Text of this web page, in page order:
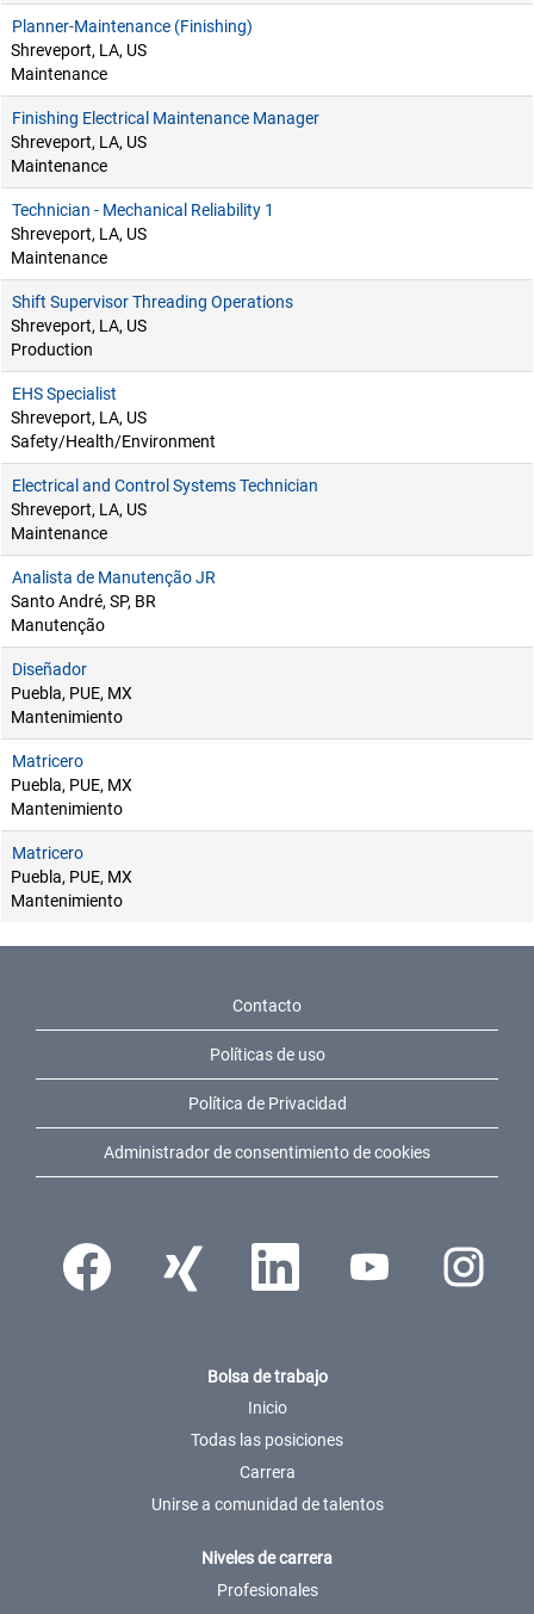
Planner-Maintenance (Finishing)
Shreveport, LA, US
Maintenance
Finishing Electrical Maintenance Manager
Shreveport, LA, US
Maintenance
Technician - Mechanical Reliability 1
Shreveport, LA, US
Maintenance
Shift Supervisor Threading Operations
Shreveport, LA, US
Production
EHS Specialist
Shreveport, LA, US
Safety/Health/Environment
Electrical and Control Systems Technician
Shreveport, LA, US
Maintenance
Analista de Manutenção JR
Santo André, SP, BR
Manutenção
Diseñador
Puebla, PUE, MX
Mantenimiento
Matricero
Puebla, PUE, MX
Mantenimiento
Matricero
Puebla, PUE, MX
Mantenimiento
Contacto
Políticas de uso
Política de Privacidad
Administrador de consentimiento de cookies
Se abre en una pestaña nueva.
Se abre en una pestaña nueva.
Se abre en una pestaña nueva.
Se abre en una pestaña
Se abre en
Bolsa de trabajo
Inicio
Todas las posiciones
Carrera
Unirse a comunidad de talentos
Niveles de carrera
Profesionales